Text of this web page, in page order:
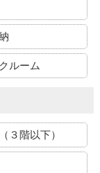
ルーム
３階以下）